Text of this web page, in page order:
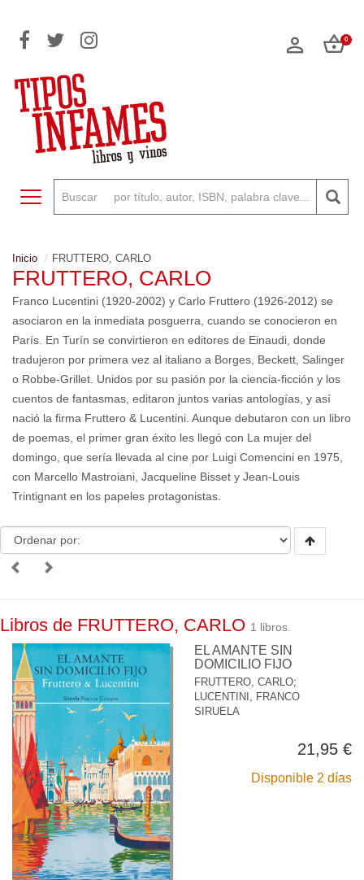
0
Toggle navigation
Inicio FRUTTERO, CARLO
FRUTTERO, CARLO
Franco Lucentini (1920-2002) y Carlo Fruttero­ (1926-2012) se
asociaron en la inmediata posguerra, cuando se conocieron en
París. En Turín se convirtieron en editores de Einaudi, donde
tradujeron por primera vez al italiano a Borges, Beckett, Salinger
o Robbe-Grillet. Unidos por su pasión por la ciencia-ficción y los
cuentos de fantasmas, editaron juntos varias antologías, y así
nació la firma Fruttero & Lucentini. Aunque debutaron con un libro
de poemas, el primer gran éxito les llegó con La mujer del
domingo, que sería llevada al cine por Luigi Comencini en 1975,
con Marcello Mastroiani, Jacqueline Bisset y Jean-Louis
Trintignant en los papeles protagonistas.
Libros de FRUTTERO, CARLO 1 libros.
EL AMANTE SIN
DOMICILIO FIJO
FRUTTERO, CARLO;
LUCENTINI, FRANCO
SIRUELA
21,95 €
Disponible 2 días